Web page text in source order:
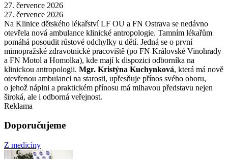
27. července 2026
27. července 2026
Na Klinice dětského lékařství LF OU a FN Ostrava se nedávno
otevřela nová ambulance klinické antropologie. Tamním lékařům
pomáhá posoudit růstové odchylky u dětí. Jedná se o první
mimopražské zdravotnické pracoviště (po FN Královské Vinohrady
a FN Motol a Homolka), kde mají k dispozici odborníka na
klinickou antropologii. Mgr. Kristýna Kuchynková, která má nově
otevřenou ambulanci na starosti, upřesňuje přínos svého oboru,
o jehož náplni a praktickém přínosu má mlhavou představu nejen
široká, ale i odborná veřejnost.
Reklama
Doporučujeme
Z medicíny